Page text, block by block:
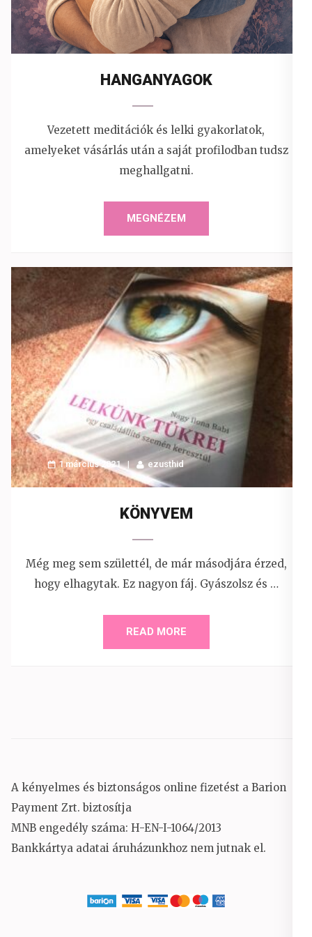
HANGANYAGOK
Vezetett meditációk és lelki gyakorlatok,
amelyeket vásárlás után a saját profilodban tudsz
meghallgatni.
MEGNÉZEM
1 március 2021 ezusthid
KÖNYVEM
Még meg sem születtél, de már másodjára érzed,
hogy elhagytak. Ez nagyon fáj. Gyászolsz és …
READ MORE
A kényelmes és biztonságos online fizetést a Barion
Payment Zrt. biztosítja
MNB engedély száma: H-EN-I-1064/2013
Bankkártya adatai áruházunkhoz nem jutnak el.